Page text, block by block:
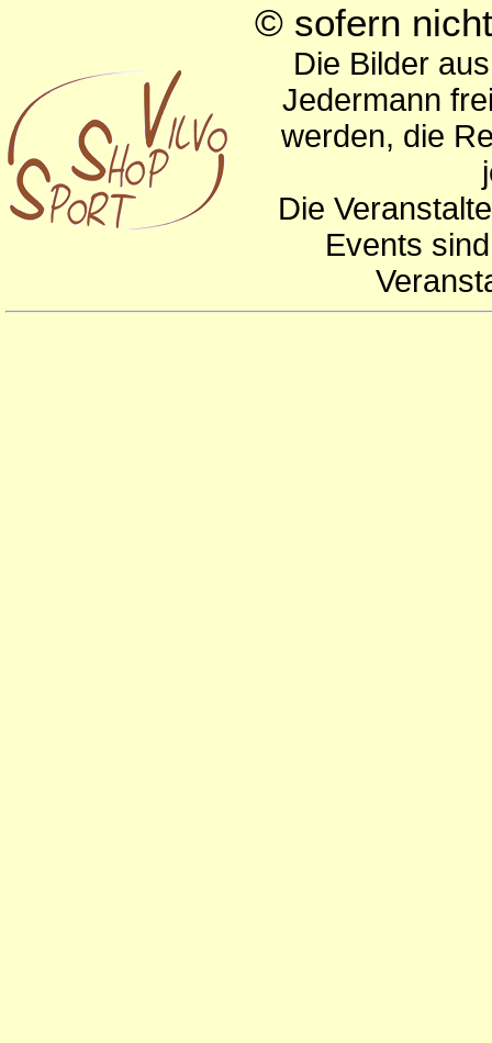
© sofern
Die Bilder
Jedermann
werden, die
Die
Events